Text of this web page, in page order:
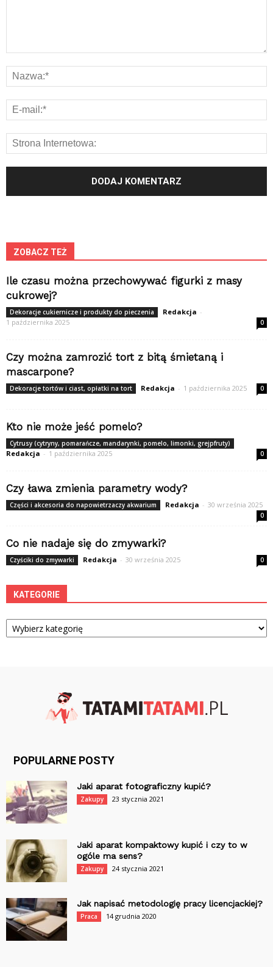
ZOBACZ TEŻ
Ile czasu można przechowywać figurki z masy
cukrowej?
Dekoracje cukiernicze i produkty do pieczenia Redakcja -
1 października 2025
0
Czy można zamrozić tort z bitą śmietaną i
mascarpone?
Dekoracje tortów i ciast, opłatki na tort Redakcja - 1 października 2025 0
Kto nie może jeść pomelo?
Cytrusy (cytryny, pomarańcze, mandarynki, pomelo, limonki, grejpfruty)
Redakcja - 1 października 2025 0
Czy ława zmienia parametry wody?
Części i akcesoria do napowietrzaczy akwarium Redakcja - 30 września 2025
0
Co nie nadaje się do zmywarki?
Czyściki do zmywarki Redakcja - 30 września 2025 0
KATEGORIE
Kategorie
POPULARNE POSTY
Jaki aparat fotograficzny kupić?
Zakupy 23 stycznia 2021
Jaki aparat kompaktowy kupić i czy to w
ogóle ma sens?
Zakupy 24 stycznia 2021
Jak napisać metodologię pracy licencjackiej?
Praca 14 grudnia 2020